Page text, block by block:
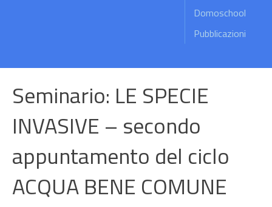
Domoschool
Pubblicazioni
Seminario: LE SPECIE
INVASIVE – secondo
appuntamento del ciclo
ACQUA BENE COMUNE